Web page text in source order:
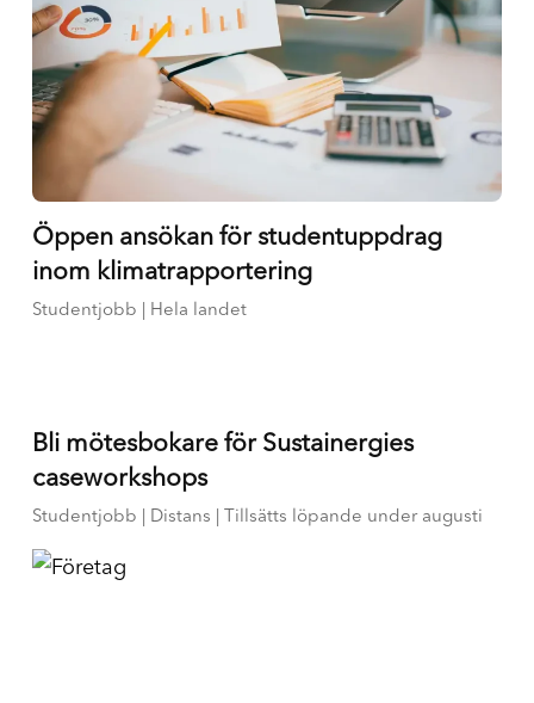
Öppen ansökan för studentuppdrag
inom klimatrapportering
Studentjobb | Hela landet
Bli mötesbokare för Sustainergies
caseworkshops
Studentjobb | Distans | Tillsätts löpande under augusti